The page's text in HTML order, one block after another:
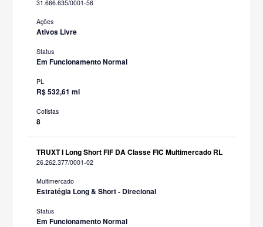
31.666.635/0001-56
Ações
Ativos Livre
Status
Em Funcionamento Normal
PL
R$ 532,61 mi
Cotistas
8
TRUXT I Long Short FIF DA Classe FIC Multimercado RL
26.262.377/0001-02
Multimercado
Estratégia Long & Short - Direcional
Status
Em Funcionamento Normal